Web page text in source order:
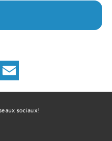
LinkedIn
ce
lien
ouvrira
sociaux!